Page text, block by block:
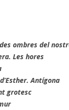
ombres del
Les hores
Antígona
grotesc